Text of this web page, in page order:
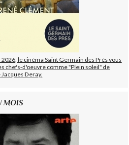
le cinéma Saint Germain des Prés vous
chefs-d'oeuvre comme "Plein soleil" de
Deray.
MOIS